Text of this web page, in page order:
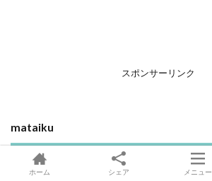
スポンサーリンク
mataiku
プライバシーポリシー
ホーム シェア メニュー